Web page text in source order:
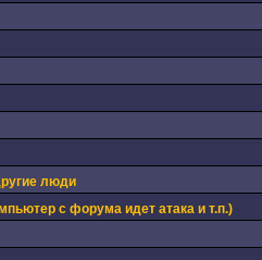
люди
с форума идет атака и т.п.)